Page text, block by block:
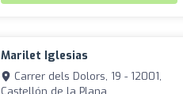
Marilet Iglesias
Carrer dels Dolors, 19 - 12001,
Castellón de la Plana